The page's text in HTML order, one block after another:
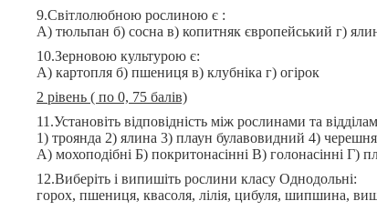
9.Світлолюбною рослиною є :
А) тюльпан б) сосна в) копитняк європейський г)
10.Зерновою культурою є:
А) картопля б) пшениця в) клубніка г) огірок
2 рівень ( по 0, 75 балів)
11.Установіть відповідність між рослинами та
1) троянда 2) ялина 3) плаун булавовидний 4)
А) мохоподібні Б) покритонасінні В) голонасінні Г)
12.Виберіть і випишіть рослини класу Однодольні:
горох, пшениця, квасоля, лілія, цибуля, шипшина,